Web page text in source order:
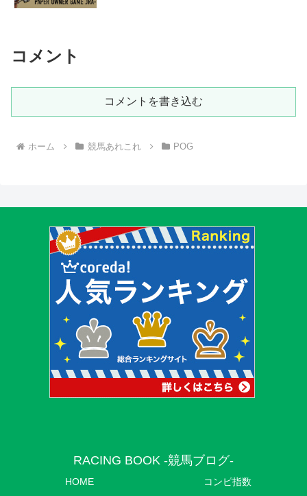
コメント
コメントを書き込む
ホーム 競馬あれこれ POG
RACING BOOK -競馬ブログ-
HOME
コンピ指数